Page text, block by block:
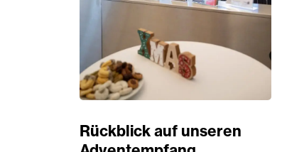
Rückblick auf unseren